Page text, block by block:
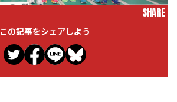
SHARE
この記事をシェアしよう